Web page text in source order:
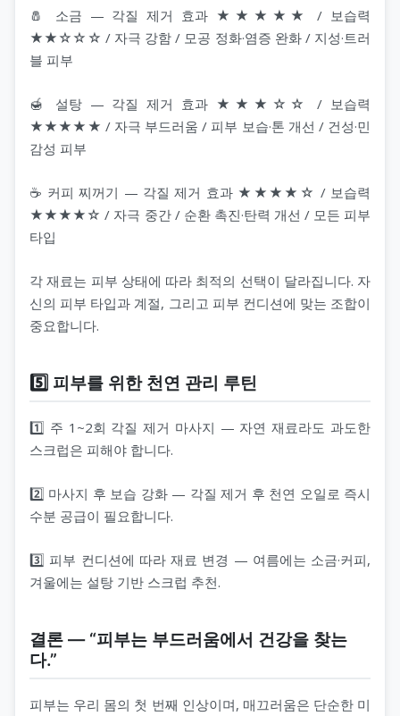
🧂 소금 — 각질 제거 효과 ★★★★★ / 보습력
★★☆☆☆ / 자극 강함 / 모공 정화·염증 완화 / 지성·트러
블 피부
🍯 설탕 — 각질 제거 효과 ★★★☆☆ / 보습력
★★★★★ / 자극 부드러움 / 피부 보습·톤 개선 / 건성·민
감성 피부
☕ 커피 찌꺼기 — 각질 제거 효과 ★★★★☆ / 보습력
★★★★☆ / 자극 중간 / 순환 촉진·탄력 개선 / 모든 피부
타입
각 재료는 피부 상태에 따라 최적의 선택이 달라집니다. 자
신의 피부 타입과 계절, 그리고 피부 컨디션에 맞는 조합이
중요합니다.
5️⃣ 피부를 위한 천연 관리 루틴
1️⃣ 주 1~2회 각질 제거 마사지 — 자연 재료라도 과도한
스크럽은 피해야 합니다.
2️⃣ 마사지 후 보습 강화 — 각질 제거 후 천연 오일로 즉시
수분 공급이 필요합니다.
3️⃣ 피부 컨디션에 따라 재료 변경 — 여름에는 소금·커피,
겨울에는 설탕 기반 스크럽 추천.
결론 — “피부는 부드러움에서 건강을 찾는
다.”
피부는 우리 몸의 첫 번째 인상이며, 매끄러움은 단순한 미